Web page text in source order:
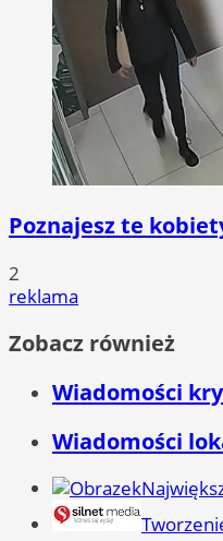
Poznajesz te
2
reklama
Zobacz również
Wiadomości
Wiadomości